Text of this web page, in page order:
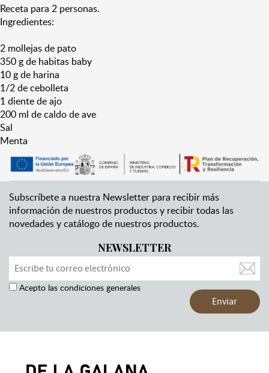
Receta para 2 personas.
Ingredientes:
2 mollejas de pato
350 g de habitas baby
10 g de harina
1/2 de cebolleta
1 diente de ajo
200 ml de caldo de ave
Sal
Menta
Subscríbete a nuestra Newsletter para recibir más
información de nuestros productos y recibir todas las
novedades y catálogo de nuestros productos.
NEWSLETTER
Acepto las condiciones generales